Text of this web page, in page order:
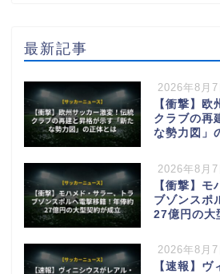
最新記事
2026年8月7
【衝撃】
クラブの再
な勢力図」
2026年8月7
【衝撃】モ
ブゾンスポ
27億円の大
2026年8月7
【速報】ヴ